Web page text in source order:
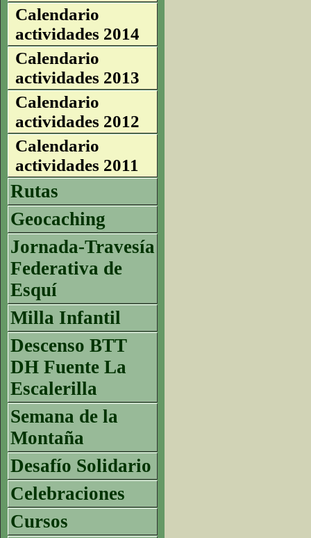
Calendario
actividades 2014
Calendario
actividades 2013
Calendario
actividades 2012
Calendario
actividades 2011
Rutas
Geocaching
Jornada-Travesía
Federativa de
Esquí
Milla Infantil
Descenso BTT
DH Fuente La
Escalerilla
Semana de la
Montaña
Desafío Solidario
Celebraciones
Cursos